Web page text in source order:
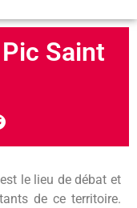
Saint
le lieu de débat et
de ce territoire.